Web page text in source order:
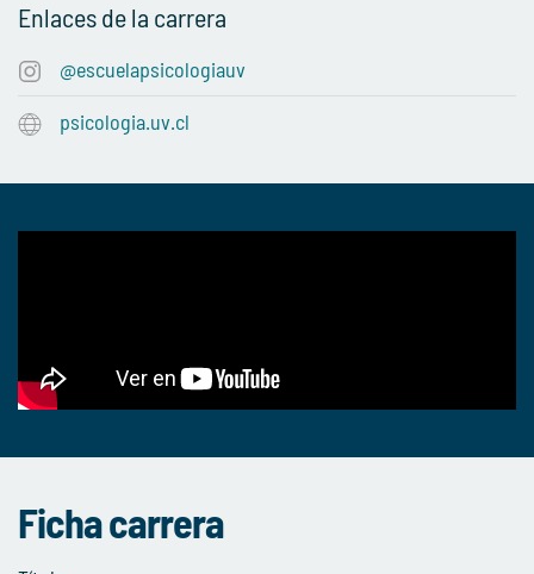
Enlaces de la carrera
@escuelapsicologiauv
psicologia.uv.cl
Ficha carrera